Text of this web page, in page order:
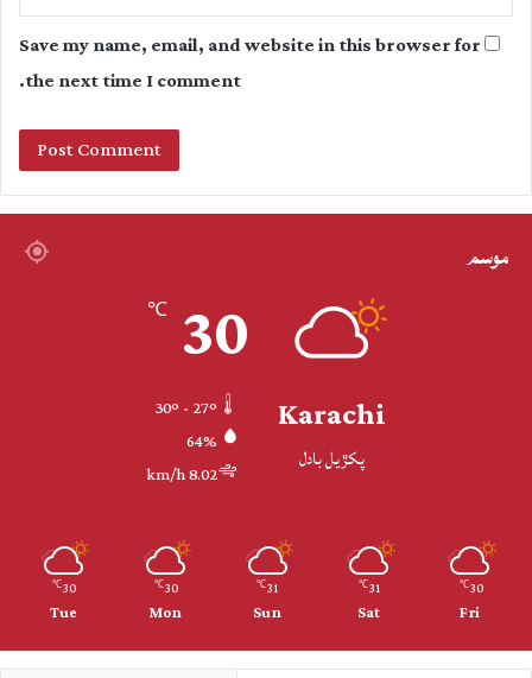
Save my name, email, and website in this browser for
the next time I comment.
موسم
Karachi
پکڙيل بادل
30
℃
64%
8.02 km/h
30
℃
Fri
31
℃
Sat
31
℃
Sun
30
℃
Mon
30
℃
Tue